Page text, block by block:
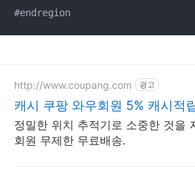
#endregion
http://www.coupang.com 광고
캐시 쿠팡 와우회원 5% 캐시적
정밀한 위치 추적기로 소중한 것을
회원 무제한 무료배송.